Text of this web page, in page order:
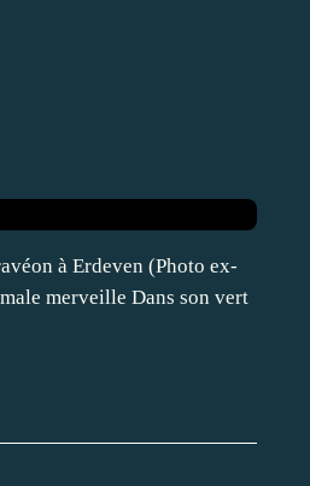
à Erdeven (Photo ex-
merveille Dans son vert